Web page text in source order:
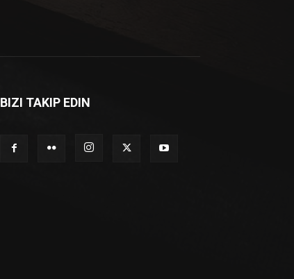
BIZI TAKIP EDIN